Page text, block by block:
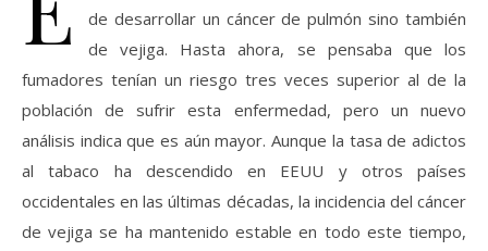
de desarrollar un cáncer de pulmón sino también
de vejiga. Hasta ahora, se pensaba que los
fumadores tenían un riesgo tres veces superior al de la
población de sufrir esta enfermedad, pero un nuevo
análisis indica que es aún mayor. Aunque la tasa de adictos
al tabaco ha descendido en EEUU y otros países
occidentales en las últimas décadas, la incidencia del cáncer
de vejiga se ha mantenido estable en todo este tiempo,